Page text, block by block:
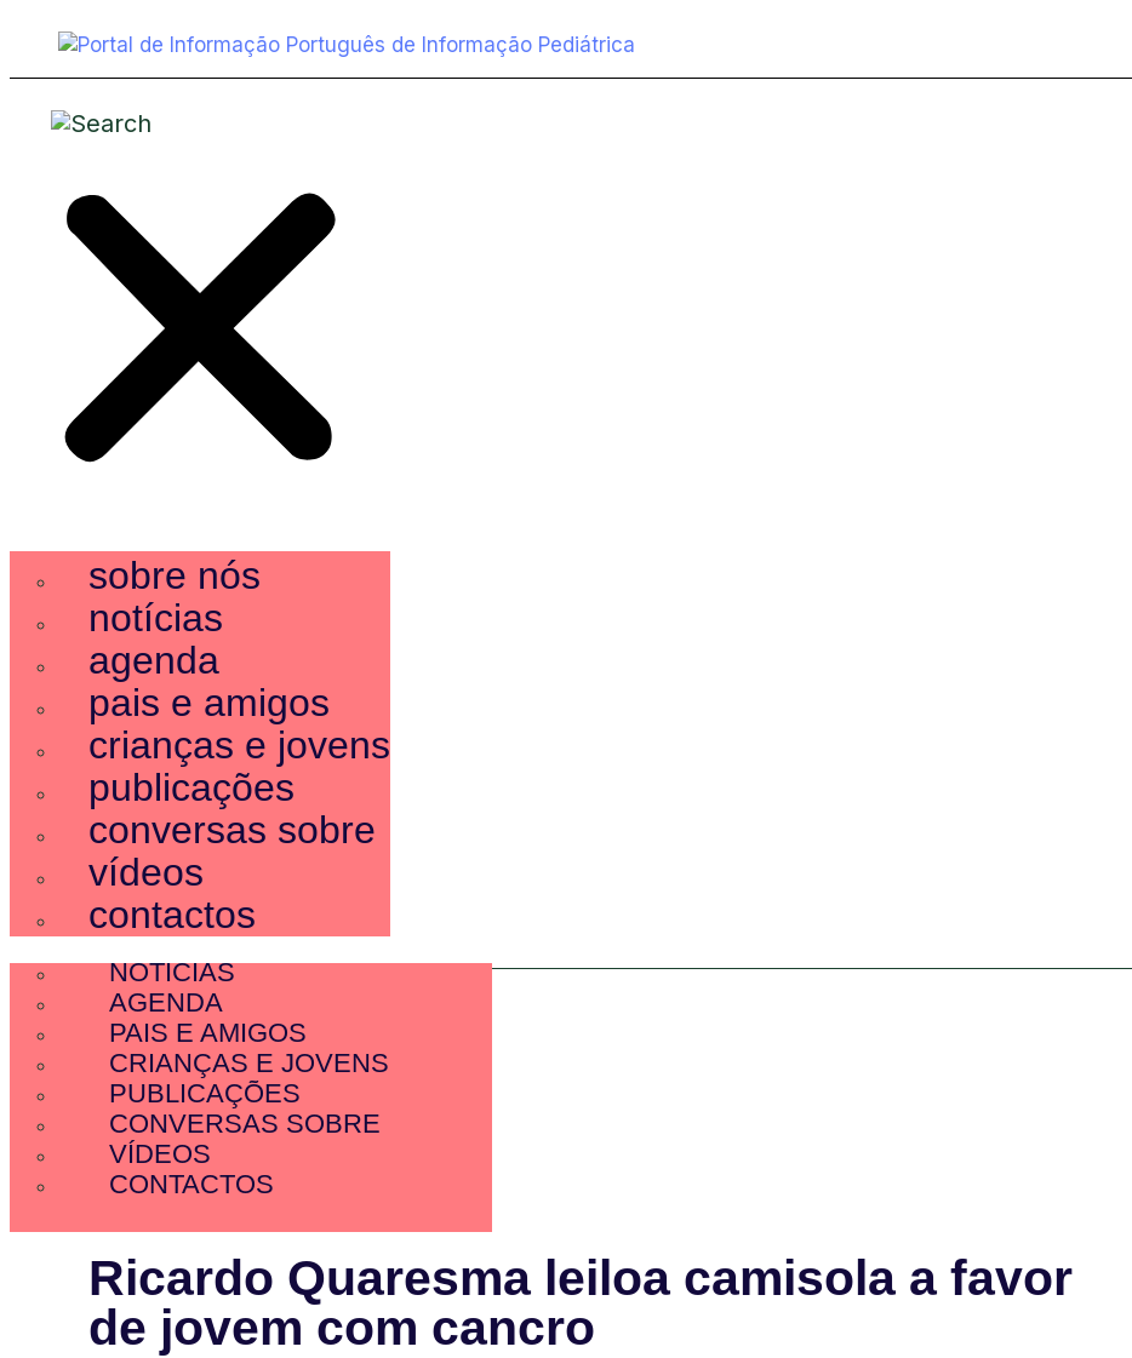
sobre nós
notícias
agenda
pais e amigos
crianças e jovens
publicações
conversas sobre
vídeos
contactos
SOBRE NÓS
NOTÍCIAS
AGENDA
PAIS E AMIGOS
CRIANÇAS E JOVENS
PUBLICAÇÕES
CONVERSAS SOBRE
VÍDEOS
CONTACTOS
Ricardo Quaresma leiloa camisola a favor
de jovem com cancro